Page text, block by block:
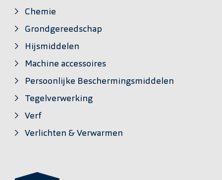
Chemie
Grondgereedschap
Hijsmiddelen
Machine accessoires
Persoonlijke Beschermingsmiddelen
Tegelverwerking
Verf
Verlichten & Verwarmen